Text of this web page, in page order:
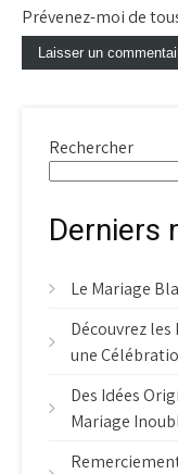
Prévenez-moi de
Rechercher
Derniers
Le Mariage
Découvrez
une
Des Idées
Mariage